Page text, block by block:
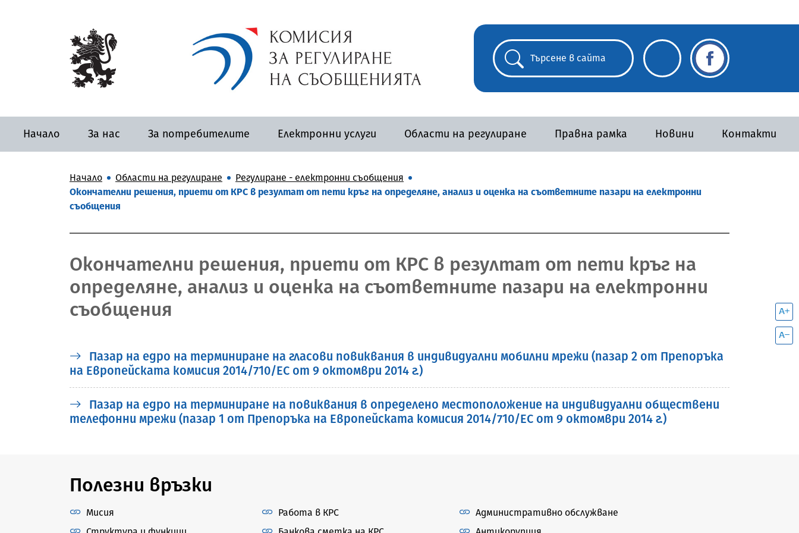
Начало За нас За потребителите Електронни услуги Области на регулиране Правна рамка Новини Контакти
Начало Области на регулиране
Регулиране - електронни съобщения
Окончателни решения, приети от КРС в резултат от пети кръг на определяне, анализ и оценка на съответните пазари на електронни
съобщения
Окончателни решения, приети от КРС в резултат от пети кръг на
определяне, анализ и оценка на съответните пазари на електронни
съобщения
Пазар на едро на терминиране на гласови повиквания в индивидуални мобилни мрежи (пазар 2 от Препоръка
на Европейската комисия 2014/710/ЕС от 9 октомври 2014 г.)
Пазар на едро на терминиране на повиквания в определено местоположение на индивидуални обществени
телефонни мрежи (пазар 1 от Препоръка на Европейската комисия 2014/710/ЕС от 9 октомври 2014 г.)
Полезни връзки
Мисия
Работа в КРС
Административно обслужване